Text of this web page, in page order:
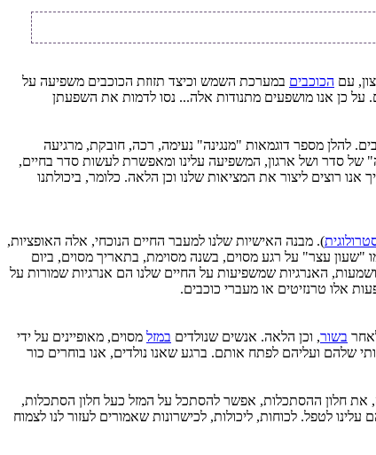
עם הכוכבים במערכת השמש וכיצד תזוזת הכוכבים משפיעה על
על כן אנו מושפעים מתנודות אלה... נסו לדמות את השפעתן
להלן מספר דוגמאות "מנגינה" נעימה, רכה, חובקת, מרגיעה
של סדר ושל ארגון, המשפיעה עלינו ומאפשרת לעשות סדר בחיים,
רוצים ליצור את המציאות שלנו וכן הלאה. כלומר, ביכולתנו
). מבנה האישיות שלנו למעבר החיים הנוכחי, אלה האופציות,
עצר" על רגע מסוים, בשנה מסוימת, בתאריך מסוים, ביום
האנרגיות שמשפיעות על החיים שלנו הם אנרגיות שמורות על
אלו טרנזיטים או מעברי כוכבים.
בשור, וכן הלאה. אנשים שנולדים במזל מסוים, מאופיינים על ידי
שלהם ועליהם לפתח אותם. ברגע שאנו נולדים, אנו בוחרים כור
את חלון ההסתכלות, אפשר להסתכל על המזל כעל חלון הסתכלות,
לטפל. לכוחות, ליכולות, לכישרונות שאמורים לעזור לנו לצמוח